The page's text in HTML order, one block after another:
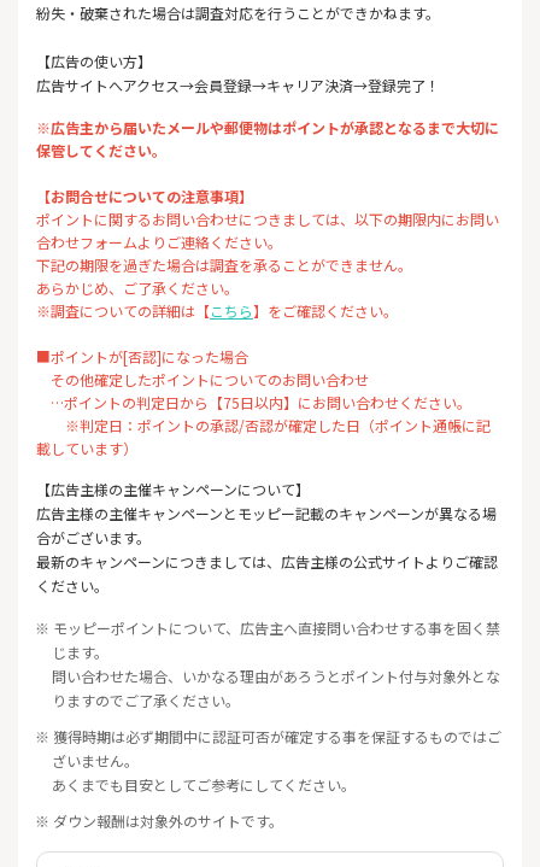
紛失・破棄された場合は調査対応を行うことができかねます。
【広告の使い方】
広告サイトへアクセス→会員登録→キャリア決済→登録完了！
※広告主から届いたメールや郵便物はポイントが承認となるまで大切に
保管してください。
【お問合せについての注意事項】
ポイントに関するお問い合わせにつきましては、以下の期限内にお問い
合わせフォームよりご連絡ください。
下記の期限を過ぎた場合は調査を承ることができません。
あらかじめ、ご了承ください。
※調査についての詳細は【こちら】をご確認ください。
■ポイントが[否認]になった場合
その他確定したポイントについてのお問い合わせ
…ポイントの判定日から【75日以内】にお問い合わせください。
※判定日：ポイントの承認/否認が確定した日（ポイント通帳に記
載しています）
【広告主様の主催キャンペーンについて】
広告主様の主催キャンペーンとモッピー記載のキャンペーンが異なる場
合がございます。
最新のキャンペーンにつきましては、広告主様の公式サイトよりご確認
ください。
※ モッピーポイントについて、広告主へ直接問い合わせする事を固く禁
じます。
問い合わせた場合、いかなる理由があろうとポイント付与対象外とな
りますのでご了承ください。
※ 獲得時期は必ず期間中に認証可否が確定する事を保証するものではご
ざいません。
あくまでも目安としてご参考にしてください。
※ ダウン報酬は対象外のサイトです。